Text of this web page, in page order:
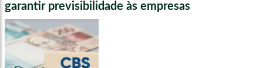
garantir previsibilidade às empresas